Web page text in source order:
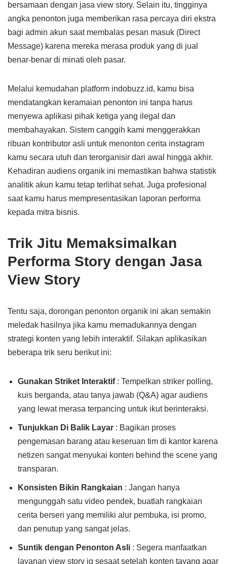
bersamaan dengan jasa view story. Selain itu, tingginya
angka penonton juga memberikan rasa percaya diri ekstra
bagi admin akun saat membalas pesan masuk (Direct
Message) karena mereka merasa produk yang di jual
benar-benar di minati oleh pasar.
Melalui kemudahan platform indobuzz.id, kamu bisa
mendatangkan keramaian penonton ini tanpa harus
menyewa aplikasi pihak ketiga yang ilegal dan
membahayakan. Sistem canggih kami menggerakkan
ribuan kontributor asli untuk menonton cerita instagram
kamu secara utuh dan terorganisir dari awal hingga akhir.
Kehadiran audiens organik ini memastikan bahwa statistik
analitik akun kamu tetap terlihat sehat. Juga profesional
saat kamu harus mempresentasikan laporan performa
kepada mitra bisnis.
Trik Jitu Memaksimalkan
Performa Story dengan Jasa
View Story
Tentu saja, dorongan penonton organik ini akan semakin
meledak hasilnya jika kamu memadukannya dengan
strategi konten yang lebih interaktif. Silakan aplikasikan
beberapa trik seru berikut ini:
Gunakan Striket Interaktif: Tempelkan striker polling,
kuis berganda, atau tanya jawab (Q&A) agar audiens
yang lewat merasa terpancing untuk ikut berinteraksi.
Tunjukkan Di Balik Layar : Bagikan proses
pengemasan barang atau keseruan tim di kantor karena
netizen sangat menyukai konten behind the scene yang
transparan.
Konsisten Bikin Rangkaian : Jangan hanya
mengunggah satu video pendek, buatlah rangkaian
cerita berseri yang memiliki alur pembuka, isi promo,
dan penutup yang sangat jelas.
Suntik dengan Penonton Asli : Segera manfaatkan
layanan view story ig sesaat setelah konten tayang agar